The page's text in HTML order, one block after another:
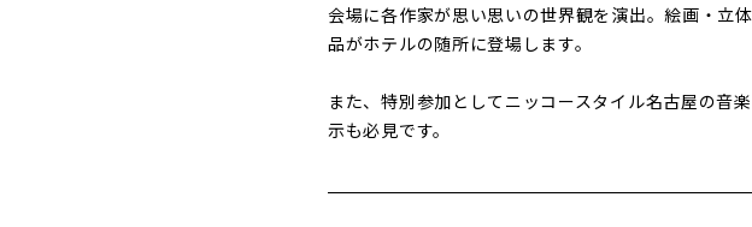
会場に各作家が思い思いの世界観を演出。絵画・立
品がホテルの随所に登場します。
また、特別参加としてニッコースタイル名古屋の
示も必見です。